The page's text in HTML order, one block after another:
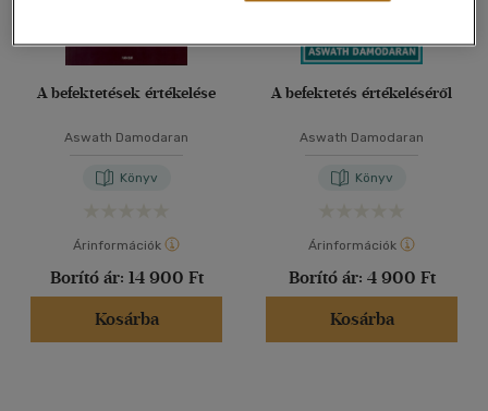
A befektetések értékelése
Aswath Damodaran
Könyv
Árinformációk
Borító ár: 14 900 Ft
Kosárba
A befektetés értékeléséről
Aswath Damodaran
Könyv
Árinformációk
Borító ár: 4 900 Ft
Kosárba